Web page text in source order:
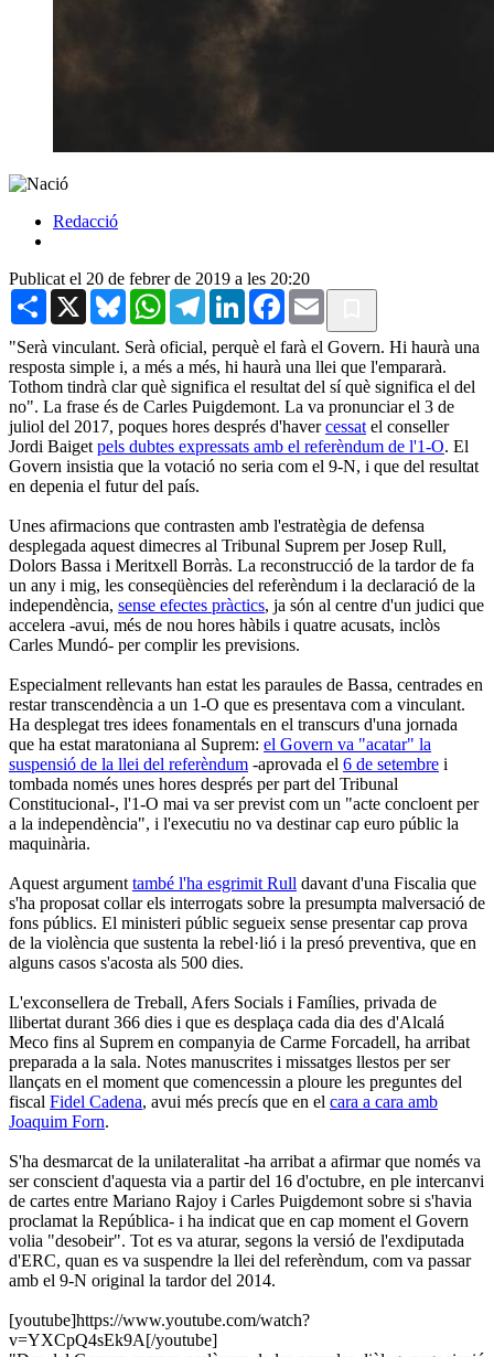
Redacció
Publicat el 20 de febrer de 2019 a les 20:20
Share X BlueskyWhatsAppTelegramLinkedInFacebook
Email
"Serà vinculant. Serà oficial, perquè el farà el Govern. Hi haurà una
resposta simple i, a més a més, hi haurà una llei que l'empararà.
Tothom tindrà clar què significa el resultat del sí què significa el del
no". La frase és de Carles Puigdemont. La va pronunciar el 3 de
juliol del 2017, poques hores després d'havercessat el conseller
Jordi Baiget pels dubtes expressats amb el referèndum de l'1-O. El
Govern insistia que la votació no seria com el 9-N, i que del resultat
en depenia el futur del país.
Unes afirmacions que contrasten amb l'estratègia de defensa
desplegada aquest dimecres al Tribunal Suprem per Josep Rull,
Dolors Bassa i Meritxell Borràs. La reconstrucció de la tardor de fa
un any i mig, les conseqüències del referèndum i la declaració de la
independència, sense efectes pràctics, ja són al centre d'un judici que
accelera -avui, més de nou hores hàbils i quatre acusats, inclòs
Carles Mundó- per complir les previsions.
Especialment rellevants han estat les paraules de Bassa, centrades en
restar transcendència a un 1-O que es presentava com a vinculant.
Ha desplegat tres idees fonamentals en el transcurs d'una jornada
que ha estat maratoniana al Suprem: el Govern va "acatar" la
suspensió de la llei del referèndum -aprovada el 6 de setembre i
tombada només unes hores després per part del Tribunal
Constitucional-, l'1-O mai va ser previst com un "acte concloent per
a la independència", i l'executiu no va destinar cap euro públic la
maquinària.
Aquest argument també l'ha esgrimit Rull davant d'una Fiscalia que
s'ha proposat collar els interrogats sobre la presumpta malversació de
fons públics. El ministeri públic segueix sense presentar cap prova
de la violència que sustenta la rebel·lió i la presó preventiva, que en
alguns casos s'acosta als 500 dies.
L'exconsellera de Treball, Afers Socials i Famílies, privada de
llibertat durant 366 dies i que es desplaça cada dia des d'Alcalá
Meco fins al Suprem en companyia de Carme Forcadell, ha arribat
preparada a la sala. Notes manuscrites i missatges llestos per ser
llançats en el moment que comencessin a ploure les preguntes del
fiscal Fidel Cadena, avui més precís que en el cara a cara amb
Joaquim Forn.
S'ha desmarcat de la unilateralitat -ha arribat a afirmar que només va
ser conscient d'aquesta via a partir del 16 d'octubre, en ple intercanvi
de cartes entre Mariano Rajoy i Carles Puigdemont sobre si s'havia
proclamat la República- i ha indicat que en cap moment el Govern
volia "desobeir". Tot es va aturar, segons la versió de l'exdiputada
d'ERC, quan es va suspendre la llei del referèndum, com va passar
amb el 9-N original la tardor del 2014.
[youtube]https://www.youtube.com/watch?
v=YXCpQ4sEk9A[/youtube]